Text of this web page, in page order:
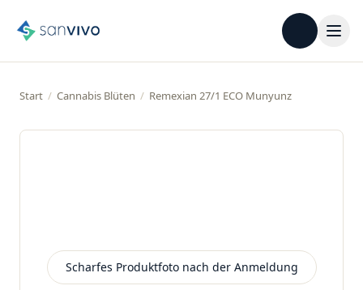
Start / Cannabis Blüten / Remexian 27/1 ECO Munyunz
Beispielbild
Scharfes Produktfoto nach der Anmeldung